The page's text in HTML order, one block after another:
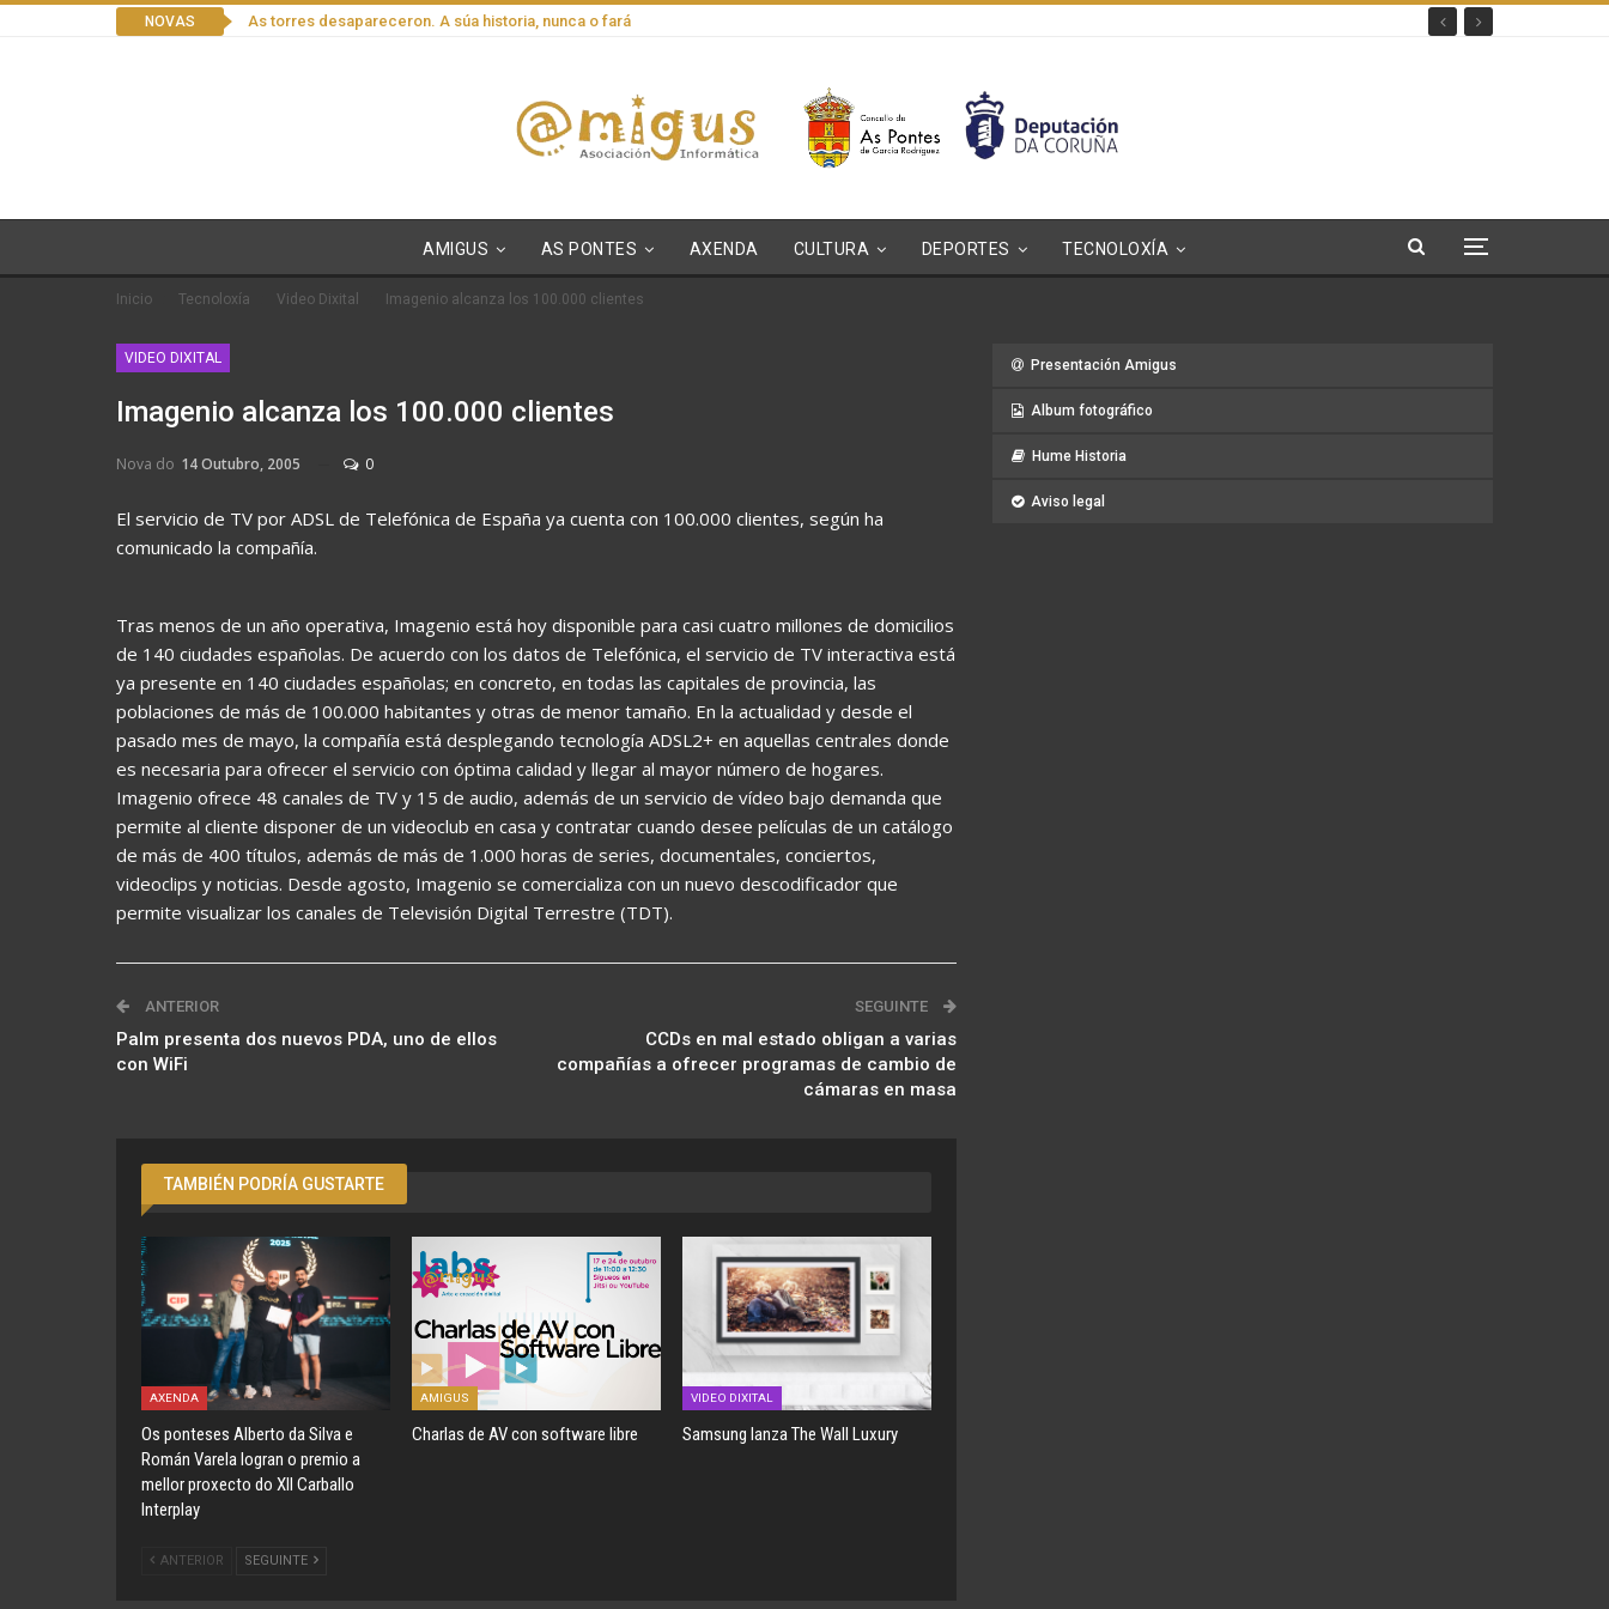
NOVAS As torres desapareceron. A súa historia, nunca o fará
AMIGUS AS PONTES AXENDA CULTURA DEPORTES TECNOLOXÍA
Inicio Tecnoloxía Video Dixital Imagenio alcanza los 100.000 clientes
VIDEO DIXITAL
Imagenio alcanza los 100.000 clientes
Nova do 14 Outubro, 2005 0
El servicio de TV por ADSL de Telefónica de España ya cuenta con 100.000 clientes, según ha
comunicado la compañía.
Tras menos de un año operativa, Imagenio está hoy disponible para casi cuatro millones de domicilios
de 140 ciudades españolas. De acuerdo con los datos de Telefónica, el servicio de TV interactiva está
ya presente en 140 ciudades españolas; en concreto, en todas las capitales de provincia, las
poblaciones de más de 100.000 habitantes y otras de menor tamaño. En la actualidad y desde el
pasado mes de mayo, la compañía está desplegando tecnología ADSL2+ en aquellas centrales donde
es necesaria para ofrecer el servicio con óptima calidad y llegar al mayor número de hogares.
Imagenio ofrece 48 canales de TV y 15 de audio, además de un servicio de vídeo bajo demanda que
permite al cliente disponer de un videoclub en casa y contratar cuando desee películas de un catálogo
de más de 400 títulos, además de más de 1.000 horas de series, documentales, conciertos,
videoclips y noticias. Desde agosto, Imagenio se comercializa con un nuevo descodificador que
permite visualizar los canales de Televisión Digital Terrestre (TDT).
ANTERIOR
Palm presenta dos nuevos PDA, uno de ellos
con WiFi
SEGUINTE
CCDs en mal estado obligan a varias
compañías a ofrecer programas de cambio de
cámaras en masa
TAMBIÉN PODRÍA GUSTARTE
AXENDA
Os ponteses Alberto da Silva e
Román Varela logran o premio a
mellor proxecto do XII Carballo
Interplay
AMIGUS
Charlas de AV con software libre
VIDEO DIXITAL
Samsung lanza The Wall Luxury
ANTERIOR SEGUINTE
Presentación Amigus
Album fotográfico
Hume Historia
Aviso legal